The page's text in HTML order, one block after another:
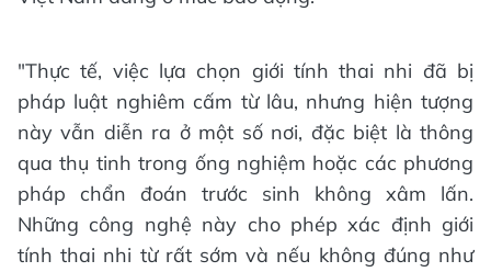
"Thực tế, việc lựa chọn giới tính thai nhi đã bị
pháp luật nghiêm cấm từ lâu, nhưng hiện tượng
này vẫn diễn ra ở một số nơi, đặc biệt là thông
qua thụ tinh trong ống nghiệm hoặc các phương
pháp chẩn đoán trước sinh không xâm lấn.
Những công nghệ này cho phép xác định giới
tính thai nhi từ rất sớm và nếu không đúng như